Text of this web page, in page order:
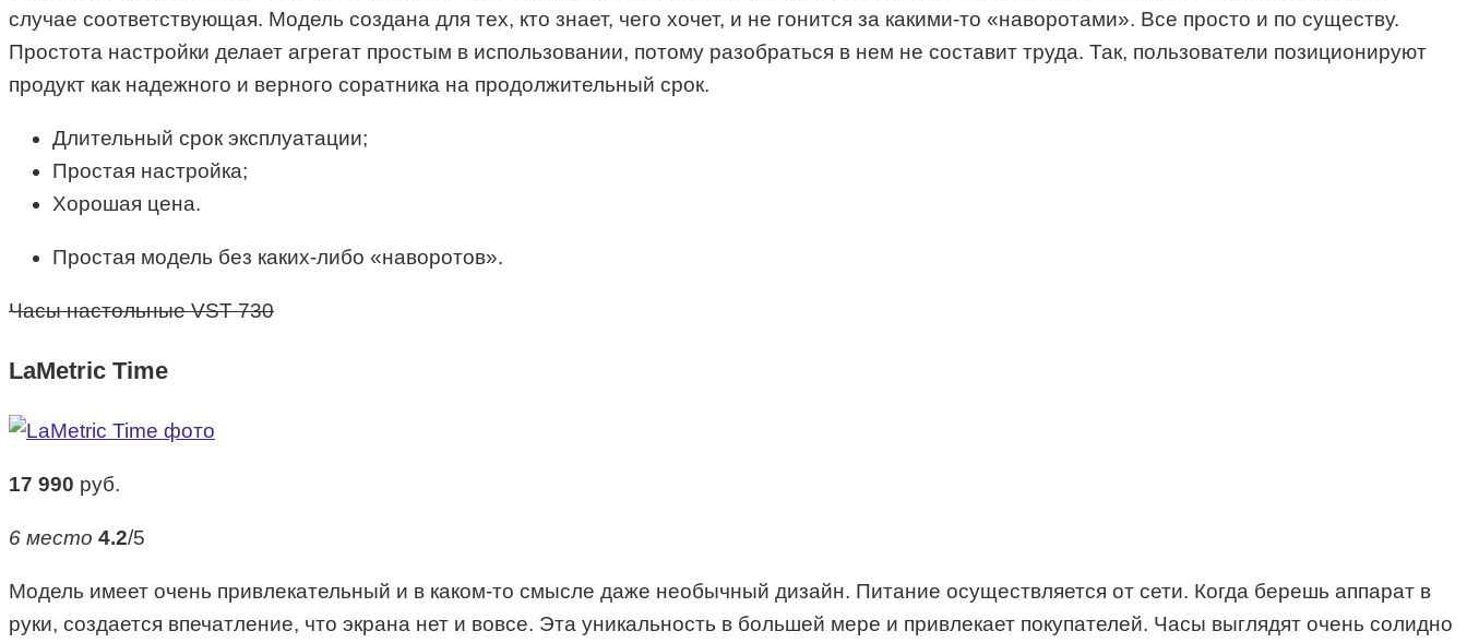
случае соответствующая. Модель создана для тех, кто знает, чего хочет, и не гонится за какими-то «наворотами». Все просто и по существу.
Простота настройки делает агрегат простым в использовании, потому разобраться в нем не составит труда. Так, пользователи позиционируют
продукт как надежного и верного соратника на продолжительный срок.
Длительный срок эксплуатации;
Простая настройка;
Хорошая цена.
Простая модель без каких-либо «наворотов».
Часы настольные VST 730
LaMetric Time
17 990 руб.
6 место 4.2/5
Модель имеет очень привлекательный и в каком-то смысле даже необычный дизайн. Питание осуществляется от сети. Когда берешь аппарат в
руки, создается впечатление, что экрана нет и вовсе. Эта уникальность в большей мере и привлекает покупателей. Часы выглядят очень солидно